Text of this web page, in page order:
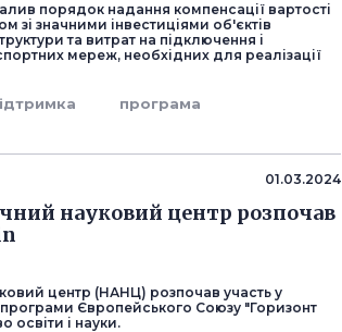
порядок надання компенсації вартості
зі значними інвестиціями об'єктів
та витрат на підключення і
мереж, необхідних для реалізації
програма
01.03.2024
науковий центр розпочав
центр (НАНЦ) розпочав участь у
Європейського Союзу "Горизонт
освіти і науки.